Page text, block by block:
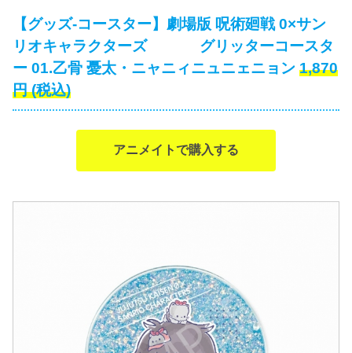
【グッズ-コースター】劇場版 呪術廻戦 0×サン
リオキャラクターズ グリッターコースタ
ー 01.乙骨 憂太・ニャニィニュニェニョン 1,870
円 (税込)
アニメイトで購入する